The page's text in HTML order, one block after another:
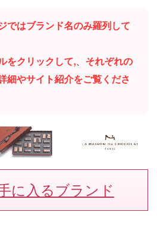
ではブランド名のみ羅列して
をクリックして,、 それぞれの
細やサイト紹介をご覧くださ
に入るブランド